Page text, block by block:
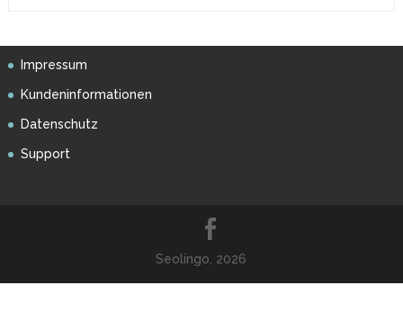
Impressum
Kundeninformationen
Datenschutz
Support
Seolingo, 2026